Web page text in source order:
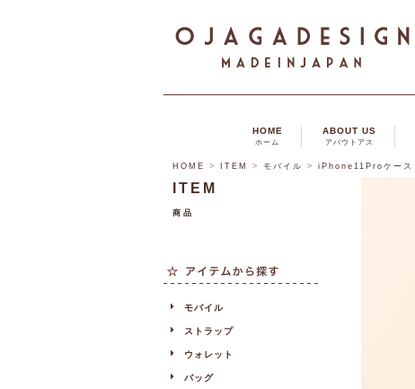
HOME
ホーム
ABOUT US
アバウトアス
HOME > ITEM > モバイル > iPhone11Proケース
ITEM
商品
モバイル
ストラップ
ウォレット
バッグ